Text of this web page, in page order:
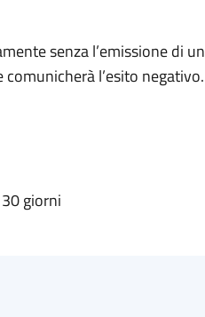
senza l’emissione di un
l’esito negativo.
giorni